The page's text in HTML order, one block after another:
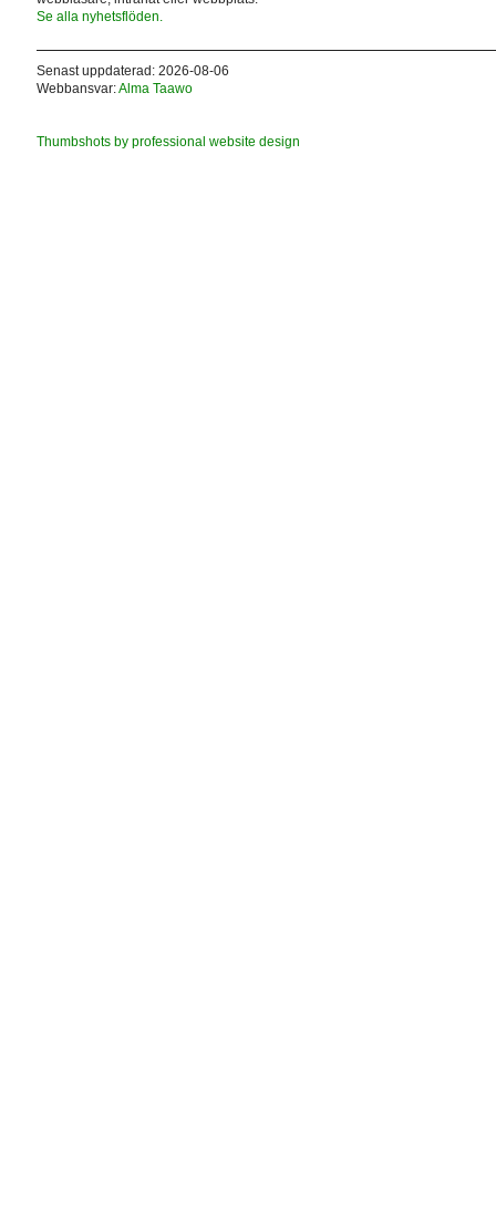
Se alla nyhetsflöden.
Senast uppdaterad: 2026-08-06
Webbansvar:Alma Taawo
Thumbshots by professional website design